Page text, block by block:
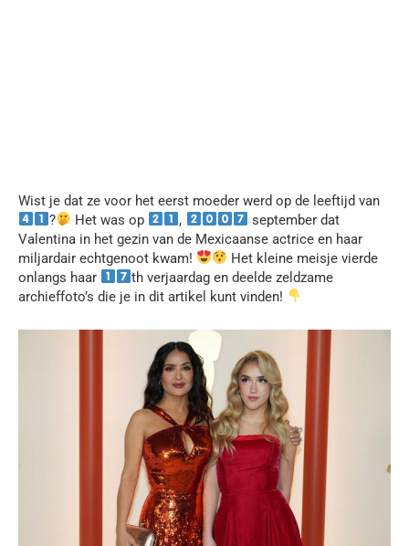
Wist je dat ze voor het eerst moeder werd op de leeftijd van
?
Het was op ,
september dat
Valentina in het gezin van de Mexicaanse actrice en haar
miljardair echtgenoot kwam!
Het kleine meisje vierde
onlangs haar
th verjaardag en deelde zeldzame
archieffoto’s die je in dit artikel kunt vinden!